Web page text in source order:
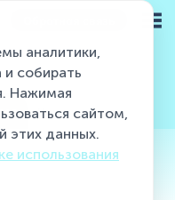
Впитывающие
аналитики,
собирать
Нажимая
сайтом,
этих данных.
использования